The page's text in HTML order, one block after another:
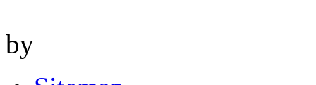
by